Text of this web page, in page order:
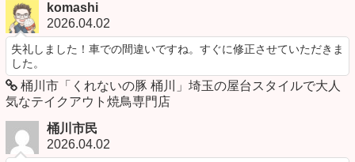
komashi
2026.04.02
失礼しました！車での間違いですね。すぐに修正させていただきま
した。
桶川市「くれないの豚 桶川」埼玉の屋台スタイルで大人
気なテイクアウト焼鳥専門店
桶川市民
2026.04.02